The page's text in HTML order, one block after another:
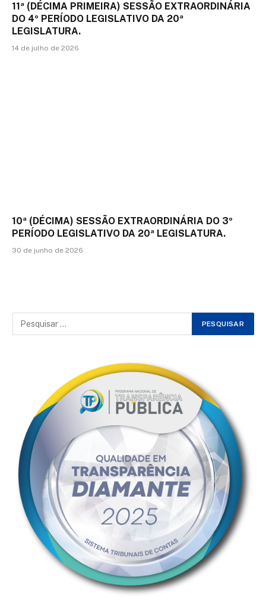
11ª (DÉCIMA PRIMEIRA) SESSÃO EXTRAORDINÁRIA
DO 4º PERÍODO LEGISLATIVO DA 20ª
LEGISLATURA.
14 de julho de 2026
10ª (DÉCIMA) SESSÃO EXTRAORDINÁRIA DO 3º
PERÍODO LEGISLATIVO DA 20ª LEGISLATURA.
30 de junho de 2026